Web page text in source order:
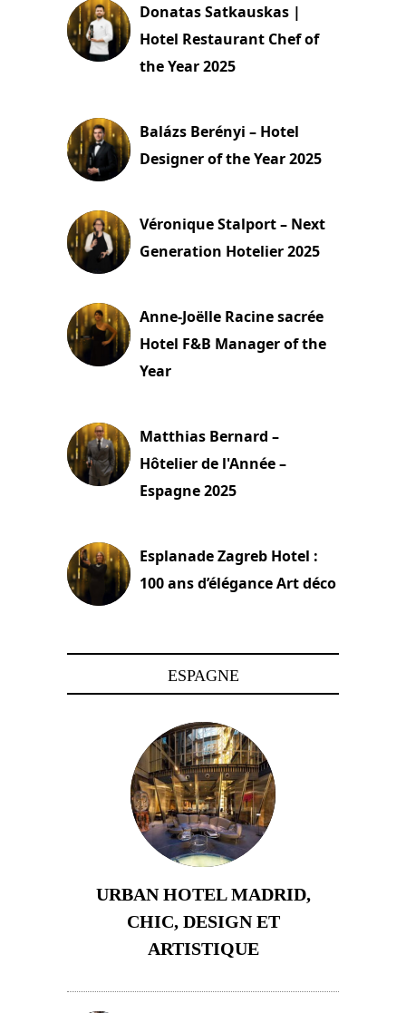
Donatas Satkauskas |
Hotel Restaurant Chef of
the Year 2025
Balázs Berényi – Hotel
Designer of the Year 2025
Véronique Stalport – Next
Generation Hotelier 2025
Anne-Joëlle Racine sacrée
Hotel F&B Manager of the
Year
Matthias Bernard –
Hôtelier de l'Année –
Espagne 2025
Esplanade Zagreb Hotel :
100 ans d’élégance Art déco
ESPAGNE
URBAN HOTEL MADRID,
CHIC, DESIGN ET
ARTISTIQUE